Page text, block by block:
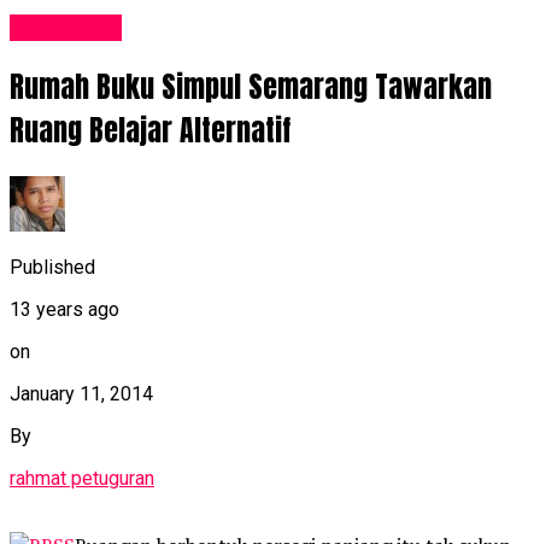
Rumah Buku Simpul Semarang Tawarkan
Ruang Belajar Alternatif
Published
13 years ago
on
January 11, 2014
By
rahmat petuguran